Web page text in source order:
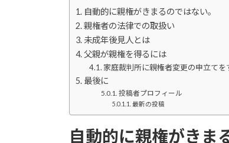
自動的に親権がきまるのではない。
親権者の法律での取扱い
未成年後見人とは
父親が親権を得るには
家庭裁判所に親権者変更の申立てを
最後に
投稿者プロフィール
最新の投稿
自動的に親権がきま